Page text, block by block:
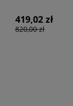
419,02 zł
820,00 zł